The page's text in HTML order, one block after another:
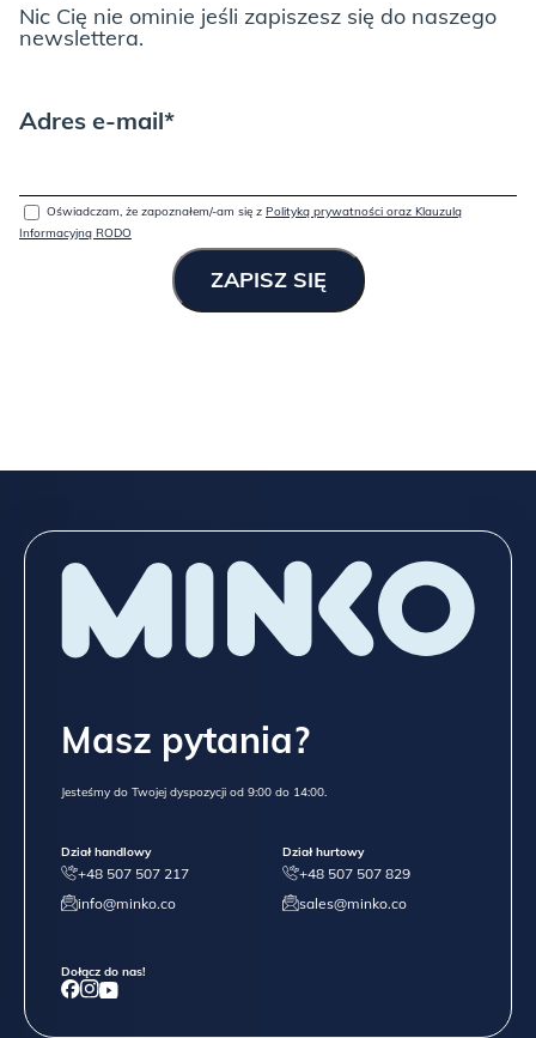
Nic Cię nie ominie jeśli zapiszesz się do naszego
newslettera.
Adres e-mail*
Oświadczam, że zapoznałem/-am się z Polityką prywatności oraz Klauzulą
Informacyjną RODO
Masz pytania?
Jesteśmy do Twojej dyspozycji od 9:00 do 14:00.
Dział handlowy
+48 507 507 217
info@minko.co
Dział hurtowy
+48 507 507 829
sales@minko.co
Dołącz do nas!